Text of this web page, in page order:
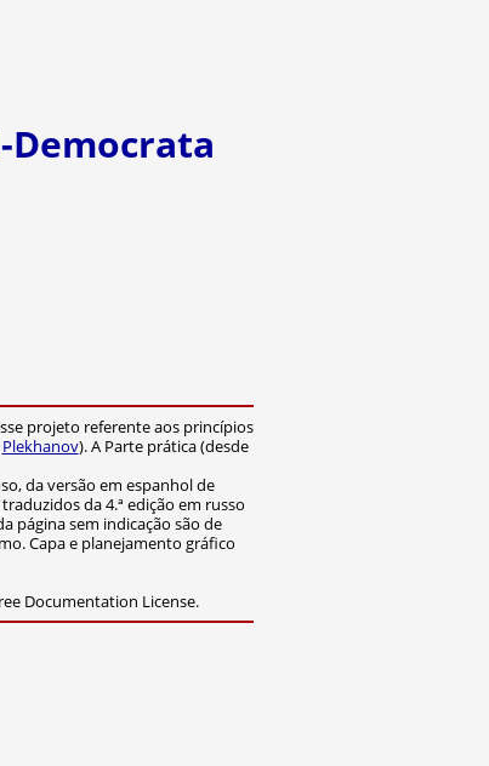
projeto referente aos princípios
Plekhanov). A Parte prática (desde
da versão em espanhol de
da 4.ª edição em russo
página sem indicação são de
Capa e planejamento gráfico
Documentation License.